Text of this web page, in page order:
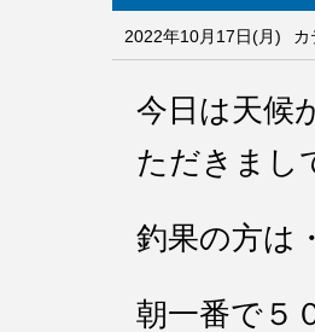
2022年10月17日(月) カ
今日は天候
ただきまし
釣果の方は
朝一番で５